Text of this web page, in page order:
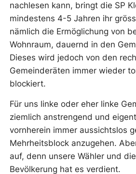
nachlesen kann, bringt die SP
mindestens 4-5 Jahren ihr
nämlich die Ermöglichung von
Wohnraum, dauernd in den
Dieses wird jedoch von den
Gemeinderäten immer wieder
blockiert.
Für uns linke oder eher linke
ziemlich anstrengend und
vornherein immer aussichtslos
Mehrheitsblock anzugehen.
auf, denn unsere Wähler und
Bevölkerung hat es verdient.